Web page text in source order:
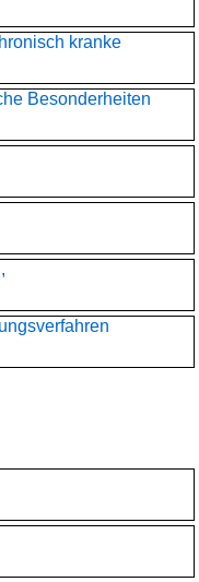
kranke
Besonderheiten